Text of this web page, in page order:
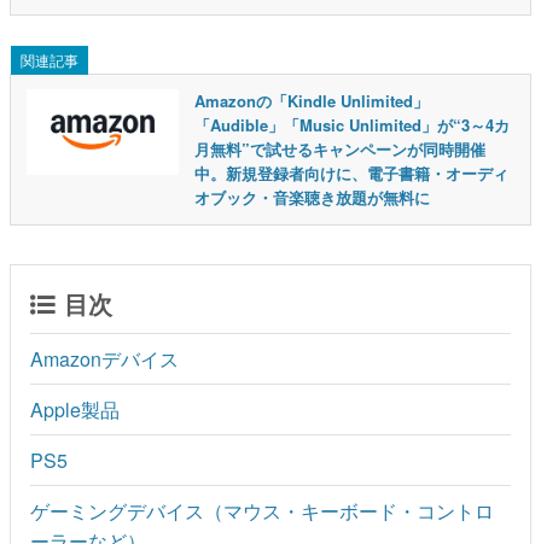
関連記事
Amazonの「Kindle Unlimited」
「Audible」「Music Unlimited」が“3～4カ
月無料”で試せるキャンペーンが同時開催
中。新規登録者向けに、電子書籍・オーディ
オブック・音楽聴き放題が無料に
目次
Amazonデバイス
Apple製品
PS5
ゲーミングデバイス（マウス・キーボード・コントロ